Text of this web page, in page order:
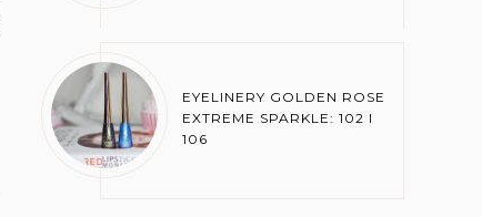
EYELINERY GOLDEN ROSE
EXTREME SPARKLE: 102 I
106